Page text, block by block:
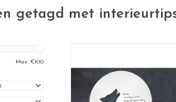
getagd met
Max: €100
magneetbord wolf
Beschrijfbaar met een